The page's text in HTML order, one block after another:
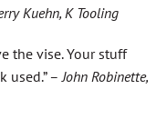
Kuehn, K Tooling
the vise. Your stuff
used.” – John Robinette,